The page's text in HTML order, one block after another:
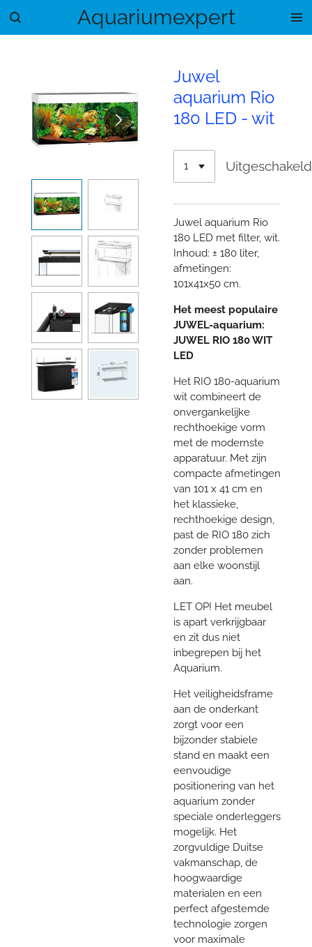
Ga
Aquariumexpert
Juwel
aquarium Rio
180 LED - wit
Uitgeschakeld
Juwel aquarium Rio
180 LED met filter, wit.
Inhoud: ± 180 liter,
afmetingen:
101x41x50 cm.
Het meest populaire
JUWEL-aquarium:
JUWEL RIO 180 WIT
LED
Het RIO 180-aquarium
wit combineert de
onvergankelijke
rechthoekige vorm
met de modernste
apparatuur. Met zijn
compacte afmetingen
van 101 x 41 cm en
het klassieke,
rechthoekige design,
past de RIO 180 zich
zonder problemen
aan elke woonstijl
aan.
LET OP! Het meubel
is apart verkrijgbaar
en zit dus niet
inbegrepen bij het
Aquarium.
Het veiligheidsframe
aan de onderkant
zorgt voor een
bijzonder stabiele
stand en maakt een
eenvoudige
positionering van het
aquarium zonder
speciale onderleggers
mogelijk. Het
zorgvuldige Duitse
vakmanschap, de
hoogwaardige
materialen en een
perfect afgestemde
technologie zorgen
voor maximale